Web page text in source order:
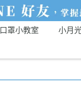
口罩小教室 小月